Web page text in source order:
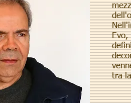
tra